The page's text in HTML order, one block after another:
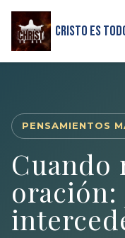
Cristo Es
PENSAMIENTOS
Cuando
oración: